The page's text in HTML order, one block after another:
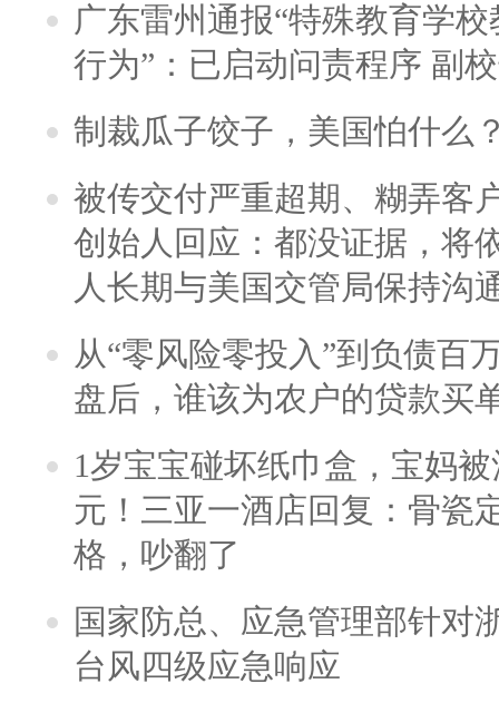
广东雷州通报“特殊教育学
行为”：已启动问责程序 副
制裁瓜子饺子，美国怕什么
被传交付严重超期、糊弄客
创始人回应：都没证据，将
人长期与美国交管局保持沟
从“零风险零投入”到负债百
盘后，谁该为农户的贷款买
1岁宝宝碰坏纸巾盒，宝妈
元！三亚一酒店回复：骨瓷
格，吵翻了
国家防总、应急管理部针对
台风四级应急响应